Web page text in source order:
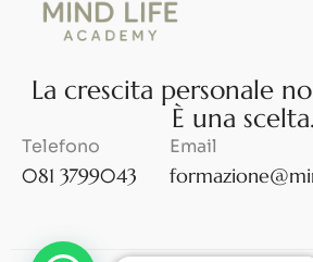
La crescita personale no
È una scelta.
Telefono
081 3799043
Email